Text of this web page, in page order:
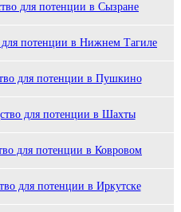
для потенции в Сызране
потенции в Нижнем Тагиле
для потенции в Пушкино
для потенции в Шахты
для потенции в Ковровом
для потенции в Иркутске